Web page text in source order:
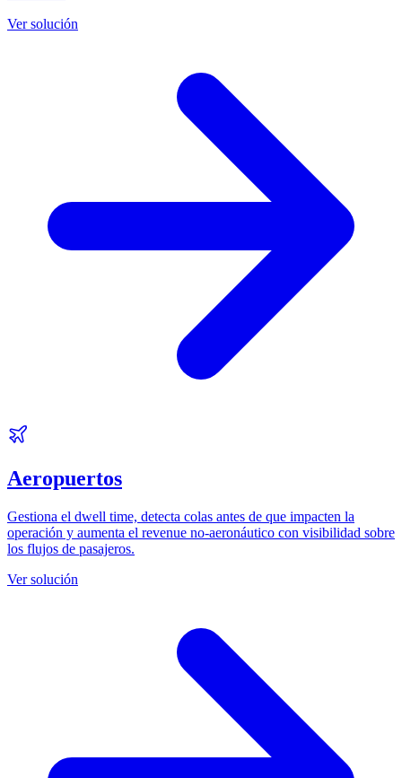
Ver solución
Aeropuertos
Gestiona el dwell time, detecta colas antes de que impacten la
operación y aumenta el revenue no-aeronáutico con visibilidad sobre
los flujos de pasajeros.
Ver solución